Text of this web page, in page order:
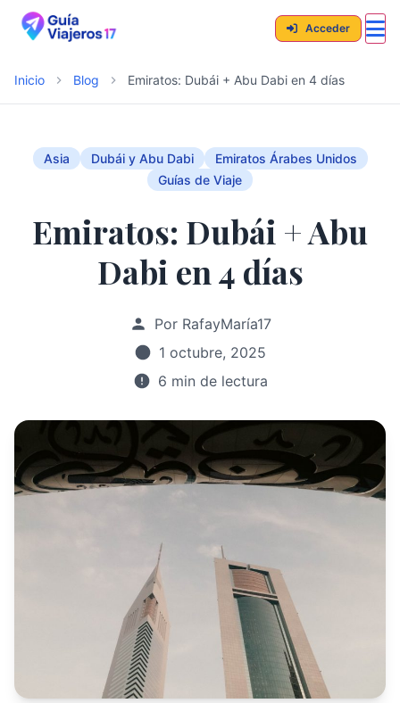
Acceder
Inicio Blog Emiratos: Dubái + Abu Dabi en 4 días
Asia Dubái y Abu Dabi
Emiratos Árabes Unidos
Guías de Viaje
Emiratos: Dubái + Abu
Dabi en 4 días
Por RafayMaría17
1 octubre, 2025
6 min de lectura